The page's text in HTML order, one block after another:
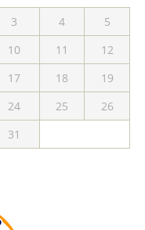
3 4
5
10 11
12
17 18
19
24 25
26
31